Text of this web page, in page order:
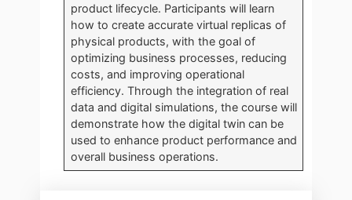
product lifecycle. Participants will learn
how to create accurate virtual replicas of
physical products, with the goal of
optimizing business processes, reducing
costs, and improving operational
efficiency. Through the integration of real
data and digital simulations, the course will
demonstrate how the digital twin can be
used to enhance product performance and
overall business operations.